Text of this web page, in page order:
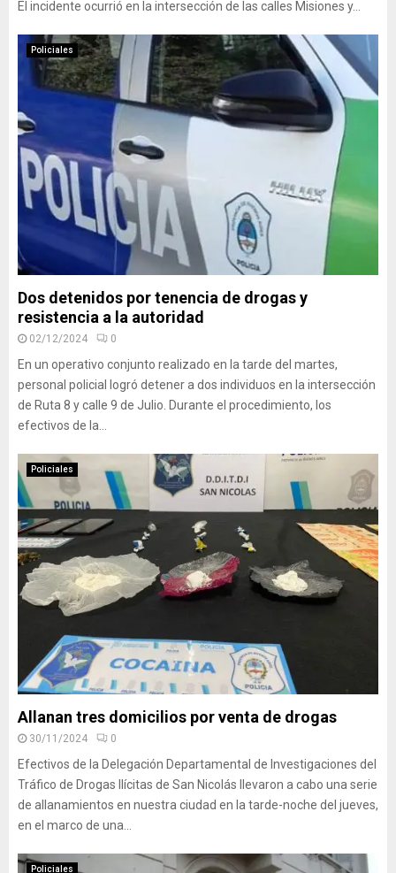
El incidente ocurrió en la intersección de las calles Misiones y...
Policiales
Dos detenidos por tenencia de drogas y
resistencia a la autoridad
02/12/2024 0
En un operativo conjunto realizado en la tarde del martes,
personal policial logró detener a dos individuos en la intersección
de Ruta 8 y calle 9 de Julio. Durante el procedimiento, los
efectivos de la...
Policiales
Allanan tres domicilios por venta de drogas
30/11/2024 0
Efectivos de la Delegación Departamental de Investigaciones del
Tráfico de Drogas Ilícitas de San Nicolás llevaron a cabo una serie
de allanamientos en nuestra ciudad en la tarde-noche del jueves,
en el marco de una...
Policiales